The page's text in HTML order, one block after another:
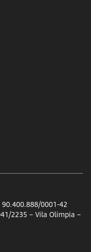
0001-42
2235 – Vila Olímpia –